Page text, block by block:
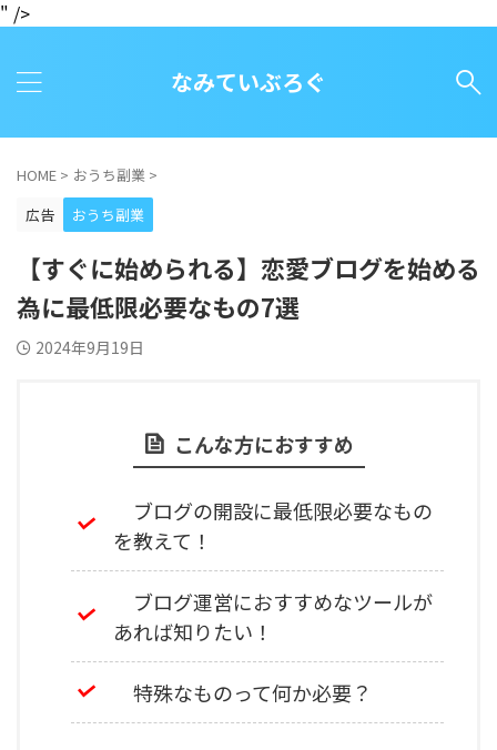
" />
なみていぶろぐ
HOME > おうち副業 >
広告
おうち副業
【すぐに始められる】恋愛ブログを始める
為に最低限必要なもの7選
2024年9月19日
こんな方におすすめ
ブログの開設に最低限必要なもの
を教えて！
ブログ運営におすすめなツールが
あれば知りたい！
特殊なものって何か必要？